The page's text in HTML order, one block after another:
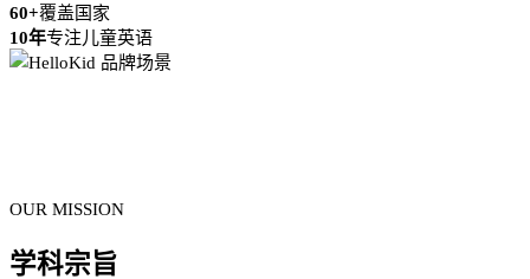
60+覆盖国家
10年专注儿童英语
OUR MISSION
学科宗旨